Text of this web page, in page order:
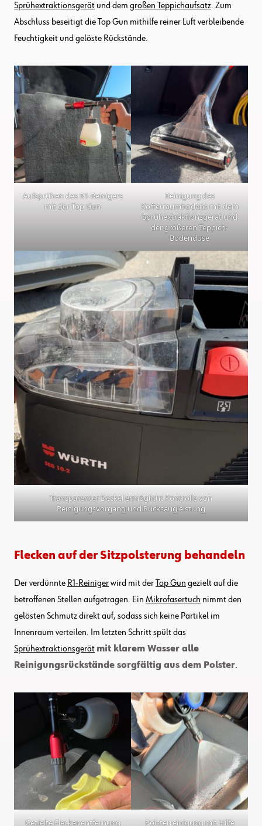
Sprühextraktionsgerät und dem großen Teppichaufsatz. Zum
Abschluss beseitigt die Top Gun mithilfe reiner Luft verbleibende
Feuchtigkeit und gelöste Rückstände.
Aufsprühen des R1-Reinigers
mit der Top Gun
Reinigung des
Kofferraumbodens mit dem
Sprühextraktionsgerät und
der größeren Teppich-
Bodendüse
Transparenter Deckel ermöglicht Kontrolle von
Reinigungsvorgang und Rücksaugleistung
Flecken auf der Sitzpolsterung behandeln
Der verdünnte R1-Reinigerwird mit der Top Gun gezielt auf die
betroffenen Stellen aufgetragen. Ein Mikrofasertuch nimmt den
gelösten Schmutz direkt auf, sodass sich keine Partikel im
Innenraum verteilen. Im letzten Schritt spült das
Sprühextraktionsgerät mit klarem Wasser alle
Reinigungsrückstände sorgfältig aus dem Polster.
Gezielte Fleckenentfernung Polsterreinigung mit Hilfe